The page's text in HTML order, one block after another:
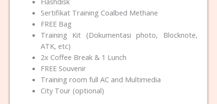
Sertifikat Training Coalbed Methane
FREE Bag
Training Kit (Dokumentasi photo, Blocknote,
ATK, etc)
2x Coffee Break & 1 Lunch
FREE Souvenir
Training room full AC and Multimedia
City Tour (optional)